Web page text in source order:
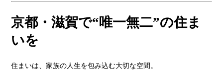
京都・滋賀で“唯一無二”の住ま
いを
住まいは、家族の人生を包み込む大切な空間。